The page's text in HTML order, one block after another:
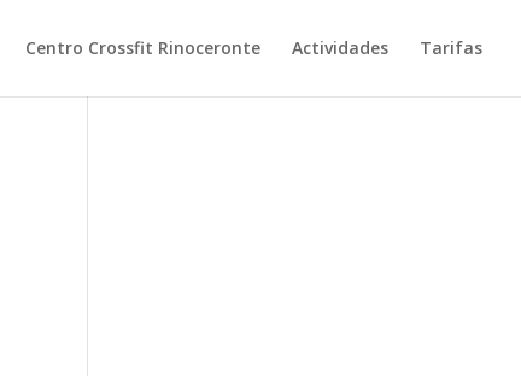
Centro Crossfit Rinoceronte Actividades Tarifas